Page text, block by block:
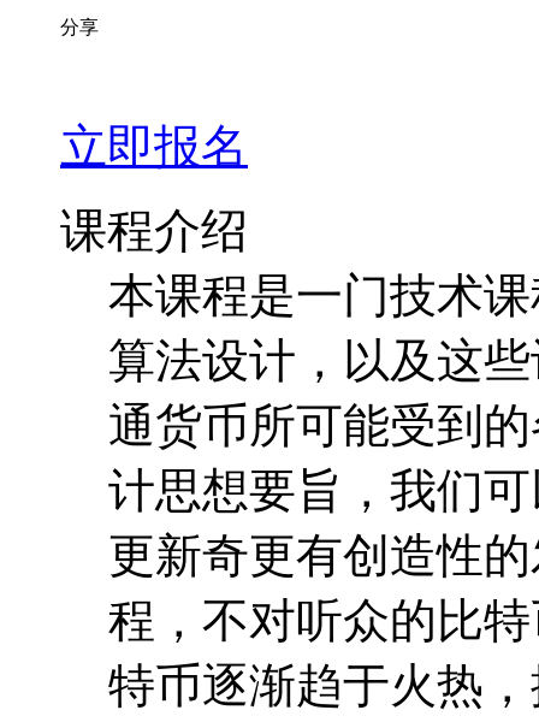
分享
立即报名
课程介绍
本课程是一门技术
算法设计，以及这
通货币所可能受到
计思想要旨，我们
更新奇更有创造性
程，不对听众的比
特币逐渐趋于火热